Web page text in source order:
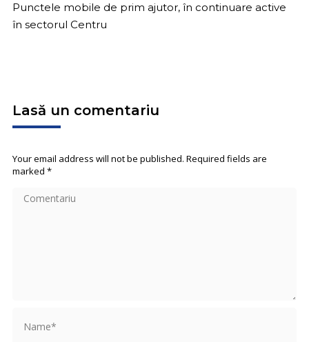
Punctele mobile de prim ajutor, în continuare active
în sectorul Centru
Lasă un comentariu
Your email address will not be published. Required fields are
marked *
Comentariu